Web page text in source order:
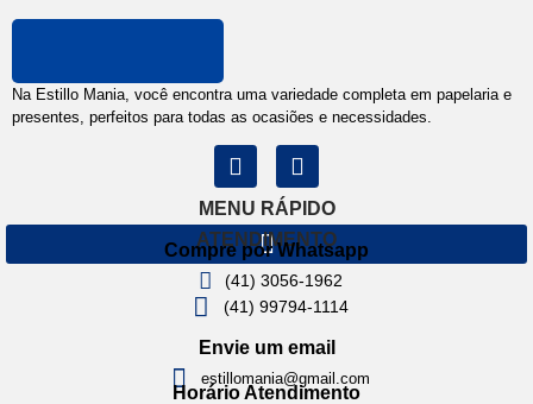
Na Estillo Mania, você encontra uma variedade completa em papelaria e
presentes, perfeitos para todas as ocasiões e necessidades.
MENU RÁPIDO
ATENDIMENTO
Compre por Whatsapp
(41) 3056-1962
(41) 99794-1114
Envie um email
estillomania@gmail.com
Horário Atendimento